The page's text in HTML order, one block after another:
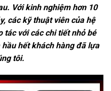
Với kinh nghiệm hơn 10
các kỹ thuật viên của hệ
tác với các chi tiết nhỏ bé
hết khách hàng đã lựa
tôi.